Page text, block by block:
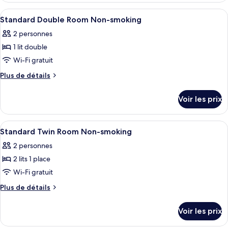
Extra
bed)
Standard
Triple
Room
Non-
smoking
type
de
Standard
Triple
Non-
smoking
Afficher
toutes
les
photos
pour
ce
chambre :
Standard
Double
Room
Non-
smoking
Bureau, chambres insonorisées, fer
1
Standard Double Room Non-smoking
2 personnes
1 lit double
Wi-Fi gratuit
Plus de détails
Plus
le
type
de
Standard
Double
Non-
smoking
Voir les prix
Afficher
toutes
les
photos
pour
ce
chambre :
Bureau, chambres insonorisées, fer
1
Standard Twin Room Non-smoking
2 personnes
2 lits 1 place
Wi-Fi gratuit
Plus de détails
Plus
le
Voir les prix